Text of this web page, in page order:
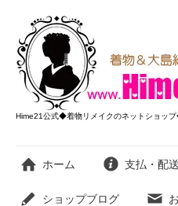
Hime21公式◆着物リメイクのネットショッ
ホーム 支払・配
ショップブログ